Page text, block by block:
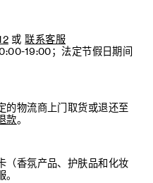
或 联系客服
19:00；法定节假日期间
的物流商上门取货或退还至
款。
（香氛产品、护肤品和化妆